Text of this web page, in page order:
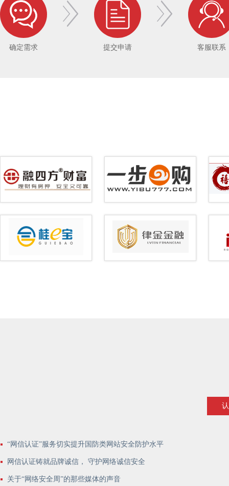
确定需求 提交申请 客服联系
“网信认证”服务切实提升国防类网站安全防护水平
网信认证铸就品牌诚信， 守护网络诚信安全
关于“网络安全周”的那些媒体的声音